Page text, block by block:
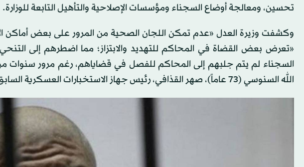
تحسين، ومعالجة أوضاع السجناء ومؤسسات الإصلاحية والتأهيل التابعة للوزارة.
وكشفت وزيرة العدل «عدم تمكن اللجان الصحية من المرور على بعض أماكن
«تعرض بعض القضاة في المحاكم للتهديد والابتزاز؛ مما اضطرهم إلى
السجناء لم يتم جلبهم إلى المحاكم للفصل في قضاياهم، رغم مرور سنوات
الله السنوسي (73 عاماً)، صهر القذافي، رئيس جهاز الاستخبارات العسكرية السابق.